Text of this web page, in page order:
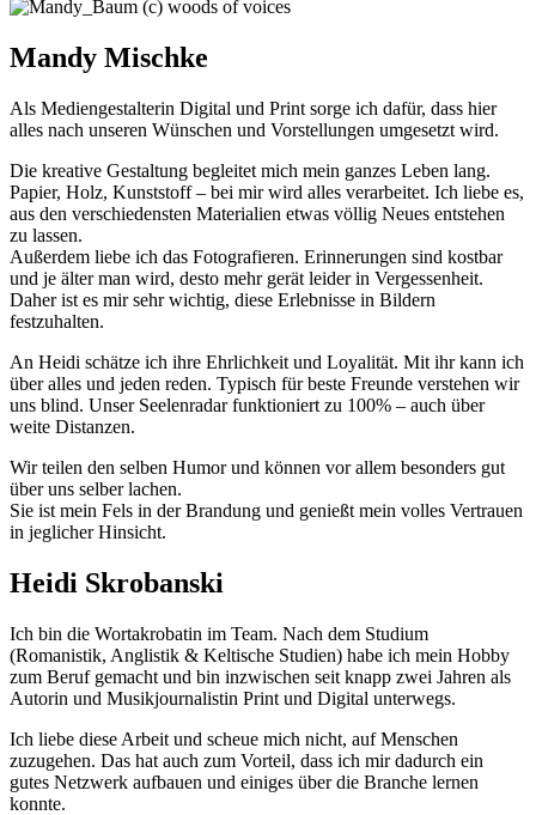
Mandy Mischke
Als Mediengestalterin Digital und Print sorge ich dafür, dass hier
alles nach unseren Wünschen und Vorstellungen umgesetzt wird.
Die kreative Gestaltung begleitet mich mein ganzes Leben lang.
Papier, Holz, Kunststoff – bei mir wird alles verarbeitet. Ich liebe es,
aus den verschiedensten Materialien etwas völlig Neues entstehen
zu lassen.
Außerdem liebe ich das Fotografieren. Erinnerungen sind kostbar
und je älter man wird, desto mehr gerät leider in Vergessenheit.
Daher ist es mir sehr wichtig, diese Erlebnisse in Bildern
festzuhalten.
An Heidi schätze ich ihre Ehrlichkeit und Loyalität. Mit ihr kann ich
über alles und jeden reden. Typisch für beste Freunde verstehen wir
uns blind. Unser Seelenradar funktioniert zu 100% – auch über
weite Distanzen.
Wir teilen den selben Humor und können vor allem besonders gut
über uns selber lachen.
Sie ist mein Fels in der Brandung und genießt mein volles Vertrauen
in jeglicher Hinsicht.
Heidi Skrobanski
Ich bin die Wortakrobatin im Team. Nach dem Studium
(Romanistik, Anglistik & Keltische Studien) habe ich mein Hobby
zum Beruf gemacht und bin inzwischen seit knapp zwei Jahren als
Autorin und Musikjournalistin Print und Digital unterwegs.
Ich liebe diese Arbeit und scheue mich nicht, auf Menschen
zuzugehen. Das hat auch zum Vorteil, dass ich mir dadurch ein
gutes Netzwerk aufbauen und einiges über die Branche lernen
konnte.